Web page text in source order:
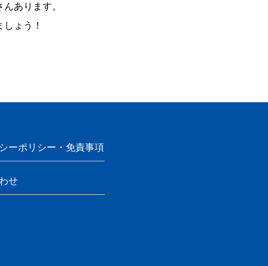
あります。
ょう！
ーポリシー・免責事項
せ